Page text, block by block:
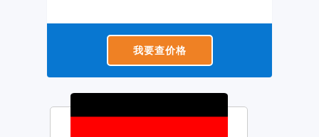
我要查价格